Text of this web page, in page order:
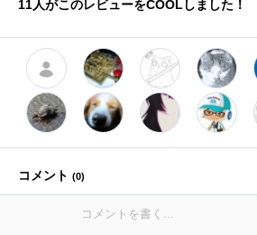
11人がこのレビューをCOOLしました！
コメント (0)